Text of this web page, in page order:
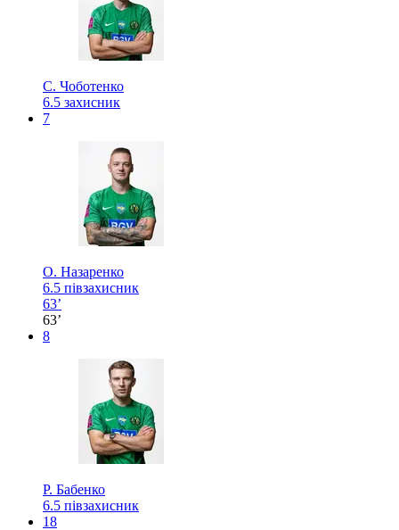
С. Чоботенко
6.5 захисник
7
О. Назаренко
6.5 півзахисник
63’
63’
8
Р. Бабенко
6.5 півзахисник
18